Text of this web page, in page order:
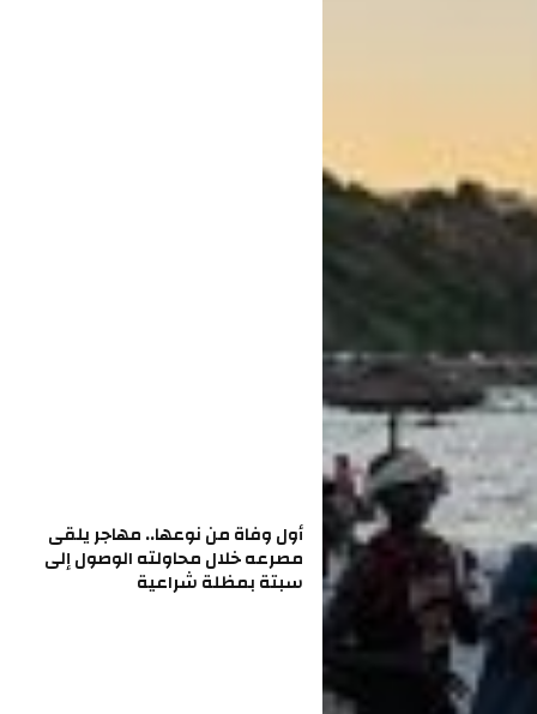
أول وفاة من نوعها.. مهاجر يلقى
مصرعه خلال محاولته الوصول إلى
سبتة بمظلة شراعية